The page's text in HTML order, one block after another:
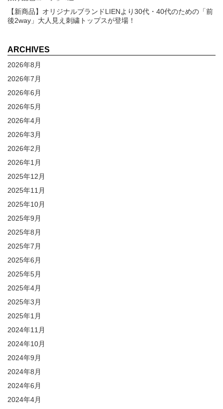
【新商品】オリジナルブランドLIENより30代・40代のための「前
後2way」大人見え刺繍トップスが登場！
ARCHIVES
2026年8月
2026年7月
2026年6月
2026年5月
2026年4月
2026年3月
2026年2月
2026年1月
2025年12月
2025年11月
2025年10月
2025年9月
2025年8月
2025年7月
2025年6月
2025年5月
2025年4月
2025年3月
2025年1月
2024年11月
2024年10月
2024年9月
2024年8月
2024年6月
2024年4月